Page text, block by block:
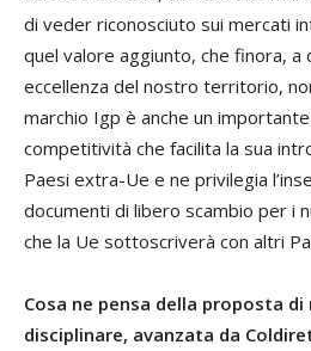
di veder riconosciuto sui mercati
quel valore aggiunto, che finora,
eccellenza del nostro territorio,
marchio Igp è anche un
competitività che facilita la sua
Paesi extra-Ue e ne privilegia
documenti di libero scambio per i
che la Ue sottoscriverà con altri
Cosa ne pensa della proposta
disciplinare, avanzata da